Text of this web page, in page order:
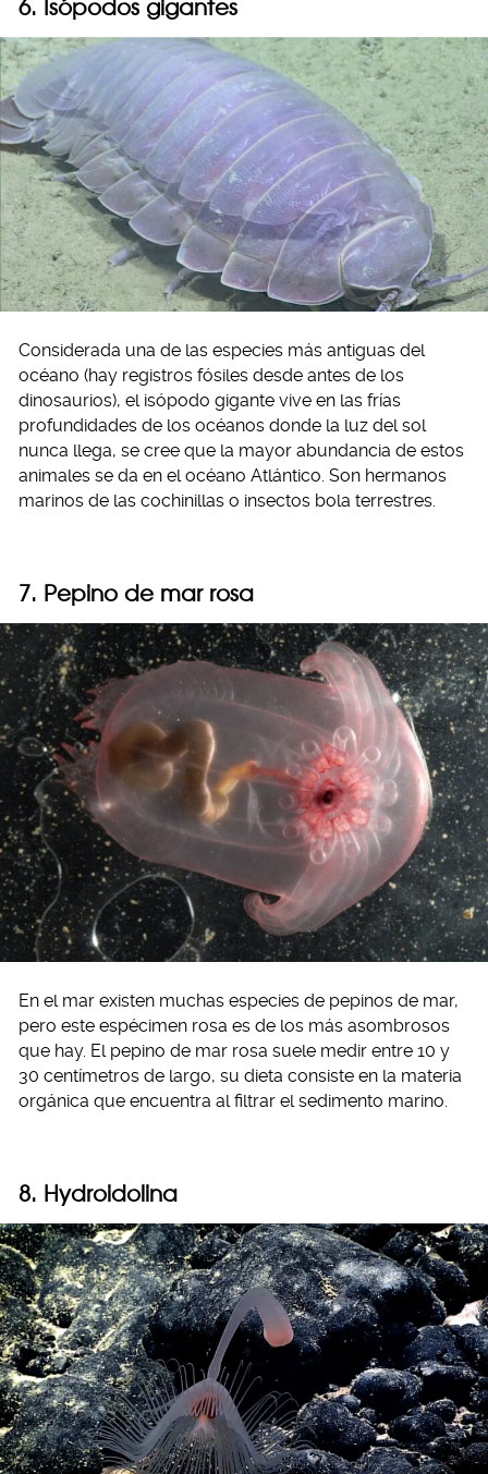
6. Isópodos gigantes
Considerada una de las especies más antiguas del
océano (hay registros fósiles desde antes de los
dinosaurios), el isópodo gigante vive en las frías
profundidades de los océanos donde la luz del sol
nunca llega, se cree que la mayor abundancia de estos
animales se da en el océano Atlántico. Son hermanos
marinos de las cochinillas o insectos bola terrestres.
7. Pepino de mar rosa
En el mar existen muchas especies de pepinos de mar,
pero este espécimen rosa es de los más asombrosos
que hay. El pepino de mar rosa suele medir entre 10 y
30 centímetros de largo, su dieta consiste en la materia
orgánica que encuentra al filtrar el sedimento marino.
8. Hydroidolina